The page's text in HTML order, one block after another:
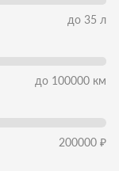
до 35 л
до 100000 км
200000 ₽